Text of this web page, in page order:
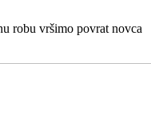
robu vršimo povrat novca